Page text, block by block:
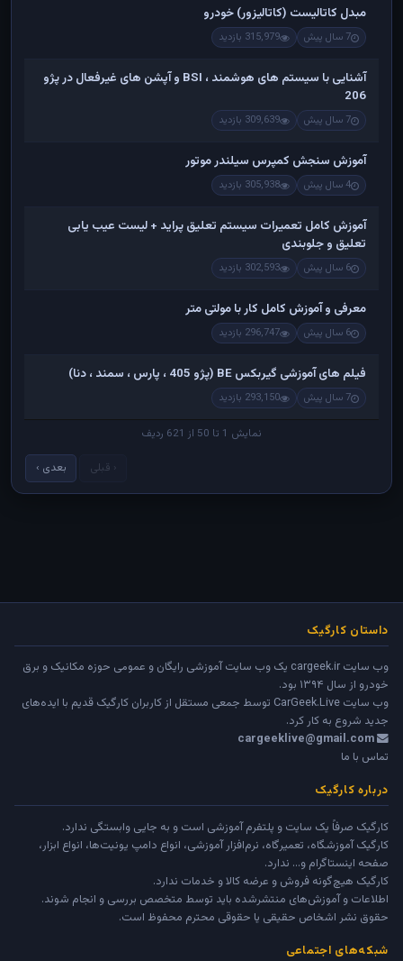
مبدل کاتالیست (کاتالیزور) خودرو
7 سال پیش 315,979 بازدید
آشنایی با سیستم های هوشمند ، BSI و آپشن های غیرفعال در پژو
206
7 سال پیش 309,639 بازدید
آموزش سنجش کمپرس سیلندر موتور
4 سال پیش 305,938 بازدید
آموزش کامل تعمیرات سیستم تعلیق پراید + لیست عیب یابی
تعلیق و جلوبندی
6 سال پیش 302,593 بازدید
معرفی و آموزش کامل کار با مولتی متر
6 سال پیش 296,747 بازدید
فیلم های آموزشی گیربکس BE (پژو 405 ، پارس ، سمند ، دنا)
7 سال پیش 293,150 بازدید
نمایش 1 تا 50 از 621 ردیف
‹ قبلی بعدی ›
داستان کارگیک
وب سایت cargeek.ir یک وب سایت آموزشی رایگان و عمومی حوزه مکانیک و برق
خودرو از سال ۱۳۹۴ بود.
وب سایت CarGeek.Live توسط جمعی مستقل از کاربران کارگیک قدیم با ایده‌های
جدید شروع به کار کرد.
cargeeklive@gmail.com
تماس با ما
درباره کارگیک
کارگیک صرفاً یک سایت و پلتفرم آموزشی است و به جایی وابستگی ندارد.
کارگیک آموزشگاه، تعمیرگاه، نرم‌افزار آموزشی، انواع دامپ یونیت‌ها، انواع ابزار،
صفحه اینستاگرام و... ندارد.
کارگیک هیچ‌گونه فروش و عرضه کالا و خدمات ندارد.
اطلاعات و آموزش‌های منتشرشده باید توسط متخصص بررسی و انجام شوند.
حقوق نشر اشخاص حقیقی یا حقوقی محترم محفوظ است.
شبکه‌های اجتماعی